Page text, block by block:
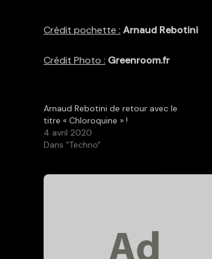
Crédit pochette : Arnaud Rebotini
Crédit Photo : Greenroom.fr
Arnaud Rebotini de retour avec le
titre « Chloroquine » !
4 avril 2020
Dans "Techno"